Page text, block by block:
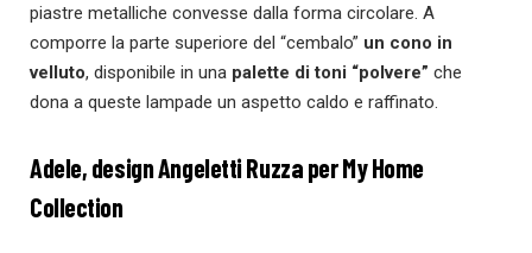
piastre metalliche convesse dalla forma circolare. A
comporre la parte superiore del “cembalo” un cono in
velluto, disponibile in una palette di toni “polvere” che
dona a queste lampade un aspetto caldo e raffinato.
Adele, design Angeletti Ruzza per My Home
Collection